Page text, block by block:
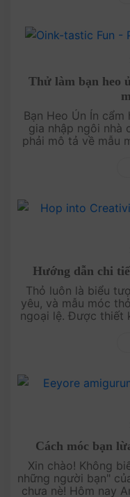
Thử làm bạn heo
Bạn Heo Ủn Ỉn
gia nhập ngôi nhà
phải mô tả về mẫu
nhiều
Hướng dẫn chi
Thỏ luôn là biểu
yêu, và mẫu móc
ngoại lệ. Được thiết
đừng
Cách móc bạn
Xin chào! Không
những người bạn"
chưa nè! Hôm nay